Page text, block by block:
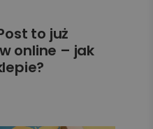
to już
online – jak